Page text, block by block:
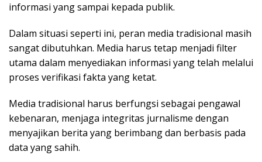
informasi yang sampai kepada publik.
Dalam situasi seperti ini, peran media tradisional masih
sangat dibutuhkan. Media harus tetap menjadi filter
utama dalam menyediakan informasi yang telah melalui
proses verifikasi fakta yang ketat.
Media tradisional harus berfungsi sebagai pengawal
kebenaran, menjaga integritas jurnalisme dengan
menyajikan berita yang berimbang dan berbasis pada
data yang sahih.